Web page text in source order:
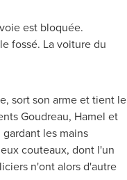
est bloquée.
fossé. La voiture du
sort son arme et tient le
Goudreau, Hamel et
les mains
couteaux, dont l'un
n'ont alors d'autre